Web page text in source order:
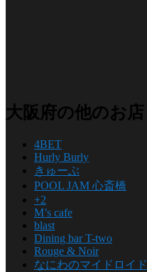
大阪府の他のお店
4BET
Hurly Burly
きゅーぶ
POOL JAM 心斎橋
+2
M’s cafe
blast
Dining bar T-two
Rouge & Noir
なにわのマイドロイド